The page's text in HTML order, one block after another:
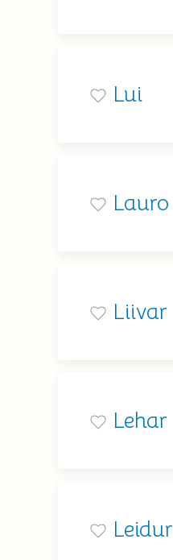
Lui
Lauro
Liivar
Lehar
Leidur